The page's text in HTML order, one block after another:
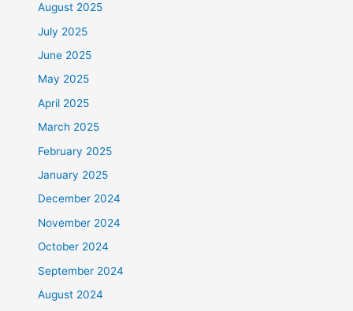
August 2025
July 2025
June 2025
May 2025
April 2025
March 2025
February 2025
January 2025
December 2024
November 2024
October 2024
September 2024
August 2024